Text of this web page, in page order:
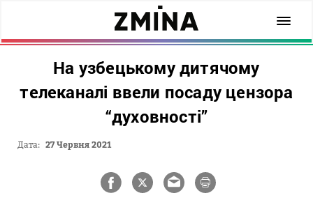
На узбецькому дитячому
телеканалі ввели посаду цензора
“духовності”
Дата: 27 Червня 2021